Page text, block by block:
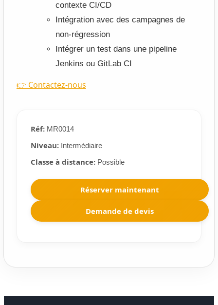
contexte CI/CD
Intégration avec des campagnes de
non-régression
Intégrer un test dans une pipeline
Jenkins ou GitLab CI
👉 Contactez-nous
Réf:MR0014
Niveau:Intermédiaire
Classe à distance:Possible
Réserver maintenant
Demande de devis